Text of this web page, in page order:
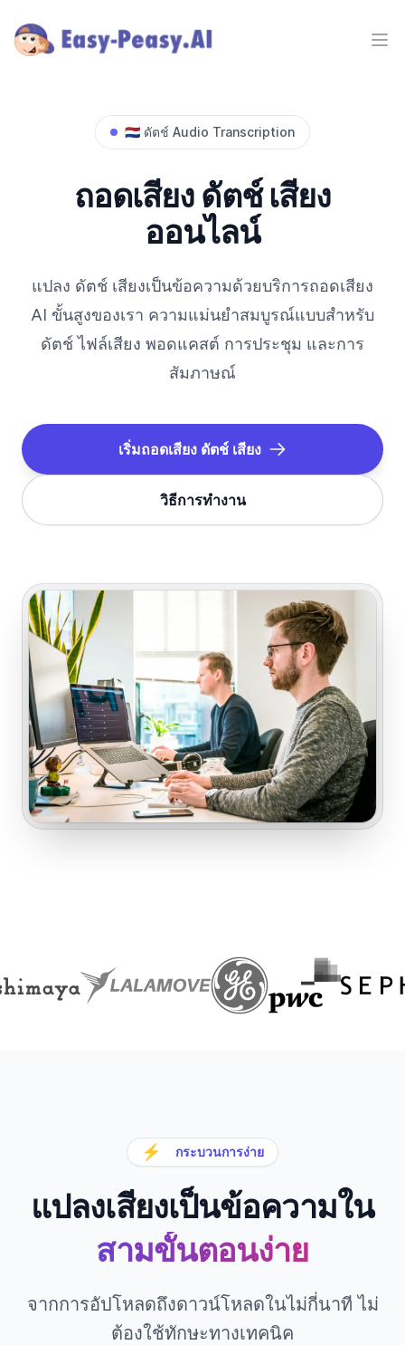
🇳🇱 ดัตช์ Audio Transcription
ถอดเสียง ดัตช์ เสียง
ออนไลน์
แปลง ดัตช์ เสียงเป็นข้อความด้วยบริการถอดเสียง
AI ขั้นสูงของเรา ความแม่นยำสมบูรณ์แบบสำหรับ
ดัตช์ ไฟล์เสียง พอดแคสต์ การประชุม และการ
สัมภาษณ์
เริ่มถอดเสียง ดัตช์ เสียง
วิธีการทำงาน
⚡ กระบวนการง่าย
แปลงเสียงเป็นข้อความใน
สามขั้นตอนง่าย
จากการอัปโหลดถึงดาวน์โหลดในไม่กี่นาที ไม่
ต้องใช้ทักษะทางเทคนิค